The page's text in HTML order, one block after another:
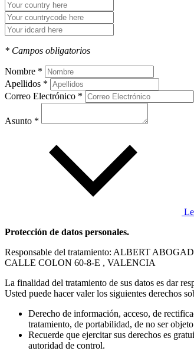
* Campos obligatorios
Nombre *
Apellidos *
Correo Electrónico *
Asunto *
Protección de datos personales.
Responsable del tratamiento: ALBERT
CALLE COLON 60-8-E , VALENCIA
La finalidad del tratamiento de sus datos es dar
Usted puede hacer valer los siguientes derechos
Derecho de información, acceso, de
tratamiento, de portabilidad, de no ser
Recuerde que ejercitar sus derechos es
autoridad de control.